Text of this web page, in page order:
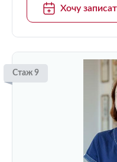
Хочу
Стаж 9